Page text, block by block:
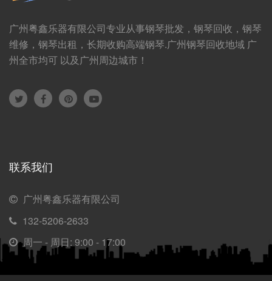
广州粤鑫乐器有限公司专业从事钢琴批发，钢琴回收，钢琴
维修，钢琴出租，长期收购高端钢琴.广州钢琴回收地域 广
州全市均可 以及广州周边城市！
联系我们
广州粤鑫乐器有限公司
132-5206-2633
周一 - 周日: 9:00 - 17:00